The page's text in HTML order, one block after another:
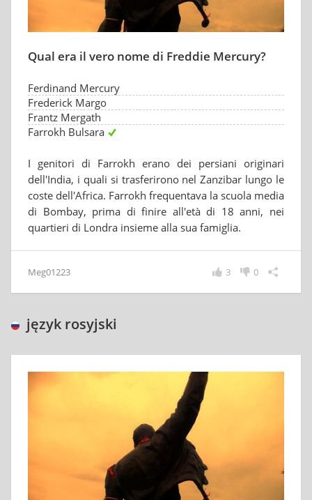
Qual era il vero nome di Freddie Mercury?
Ferdinand Mercury
Frederick Margo
Frantz Mergath
Farrokh Bulsara
I genitori di Farrokh erano dei persiani originari
dell'India, i quali si trasferirono nel Zanzibar lungo le
coste dell'Africa. Farrokh frequentava la scuola media
di Bombay, prima di finire all'età di 18 anni, nei
quartieri di Londra insieme alla sua famiglia.
Meg01223 0
3
język rosyjski